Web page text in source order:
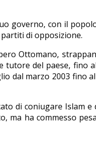
governo, con il
di opposizione.
Ottomano,
tutore del paese, fino
dal marzo 2003 fino
di coniugare Islam
ma ha commesso